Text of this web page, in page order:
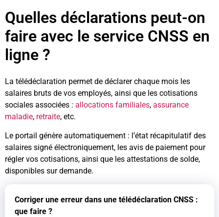
Quelles déclarations peut-on
faire avec le service CNSS en
ligne ?
La télédéclaration permet de déclarer chaque mois les
salaires bruts de vos employés, ainsi que les cotisations
sociales associées : allocations familiales, assurance
maladie, retraite, etc.
Le portail génère automatiquement : l’état récapitulatif des
salaires signé électroniquement, les avis de paiement pour
régler vos cotisations, ainsi que les attestations de solde,
disponibles sur demande.
Corriger une erreur dans une télédéclaration CNSS :
que faire ?